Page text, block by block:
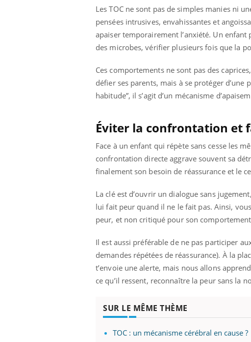
Les TOC ne sont pas de simples manies ni
pensées intrusives, envahissantes et
apaiser temporairement l’anxiété. Un
des microbes, vérifier plusieurs fois que la
Ces comportements ne sont pas des
défier ses parents, mais à se protéger d’une
habitude”, il s’agit d’un mécanisme
Éviter la confrontation et
Face à un enfant qui répète sans cesse les
confrontation directe aggrave souvent sa
finalement son besoin de réassurance et le
La clé est d’ouvrir un dialogue sans
lui fait peur quand il ne le fait pas. Ainsi,
peur, et non critiqué pour son
Il est aussi préférable de ne pas participer
demandes répétées de réassurance). À la
t’envoie une alerte, mais nous allons
ce qu’il ressent, reconnaître la peur sans la
SUR LE MÊME THÈME
TOC : un mécanisme cérébral en cause ?